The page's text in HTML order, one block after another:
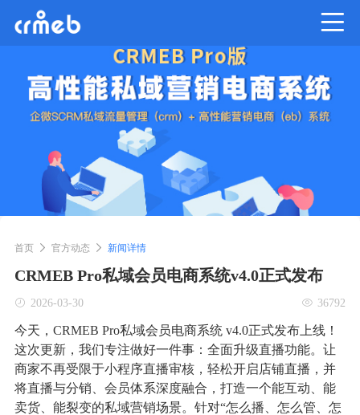
首页 官方动态 新闻详情
CRMEB Pro私域会员电商系统v4.0正式发布
2026-03-30 36792
今天，CRMEB Pro私域会员电商系统 v4.0正式发布上线！
这次更新，我们专注做好一件事：全面升级直播功能。让
商家不再受限于小程序直播审核，轻松开启店铺直播，并
将直播与分销、会员体系深度融合，打造一个能互动、能
卖货、能裂变的私域营销场景。针对“怎么播、怎么管、怎